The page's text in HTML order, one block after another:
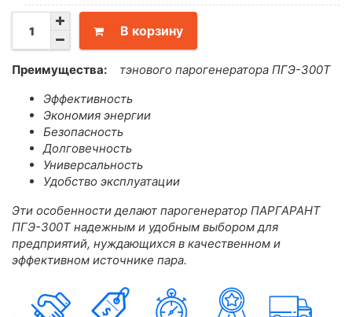
В корзину
Преимущества:
тэнового парогенератора ПГЭ-300Т
Эффективность
Экономия энергии
Безопасность
Долговечность
Универсальность
Удобство эксплуатации
Эти особенности делают парогенератор ПАРГАРАНТ
ПГЭ-300Т надежным и удобным выбором для
предприятий, нуждающихся в качественном и
эффективном источнике пара.